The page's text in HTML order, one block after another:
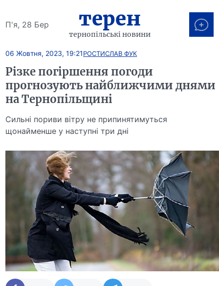
П'я, 28 Бер терен
тернопільські новини
06 Жовтня, 2023, 19:21РОСТИСЛАВ ФУК
Різке погіршення погоди
прогнозують найближчими днями
на Тернопільщині
Сильні пориви вітру не припинятимуться
щонайменше у наступні три дні